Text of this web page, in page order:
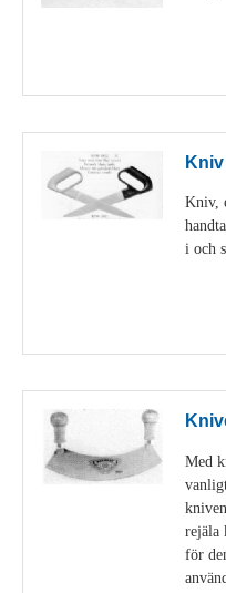
Kniv,
i och
Med
rejäla
för